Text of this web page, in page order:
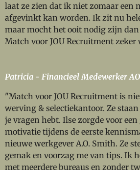
laat ze zien dat ik niet zomaar een
afgevinkt kan worden. Ik zit nu
maar mocht het ooit nodig zijn dan
Match voor JOU Recruitment zeker
Patricia - Financieel Medewerker
"Match voor JOU Recruitment is
werving & selectiekantoor. Ze
je vragen hebt. Ilse zorgde voor
motivatie tijdens de eerste
nieuwe werkgever A.O. Smith. Ze
gemak en voorzag me van tips. Ik
met meerdere bureaus en zonder